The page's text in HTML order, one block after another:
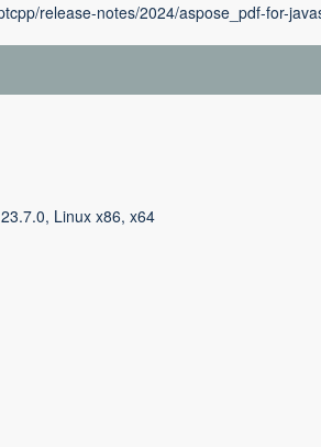
release-notes/2024/aspose_pdf-for-
Linux x86, x64